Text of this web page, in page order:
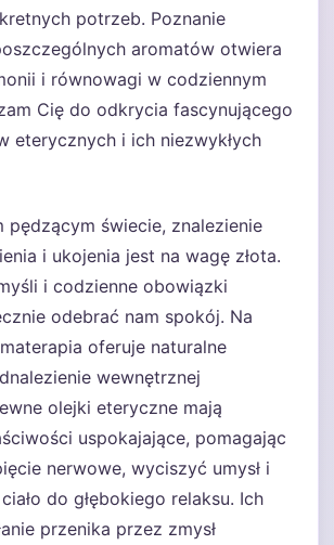
potrzeb. Poznanie
aromatów otwiera
i równowagi w codziennym
Cię do odkrycia fascynującego
eterycznych i ich niezwykłych
pędzącym świecie, znalezienie
i ukojenia jest na wagę złota.
i codzienne obowiązki
odebrać nam spokój. Na
oferuje naturalne
wewnętrznej
olejki eteryczne mają
uspokajające, pomagając
nerwowe, wyciszyć umysł i
do głębokiego relaksu. Ich
przenika przez zmysł